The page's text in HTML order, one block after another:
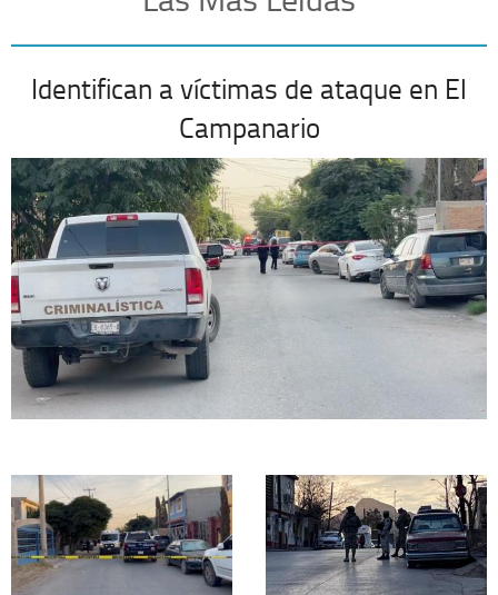
Identifican a víctimas de ataque en El
Campanario